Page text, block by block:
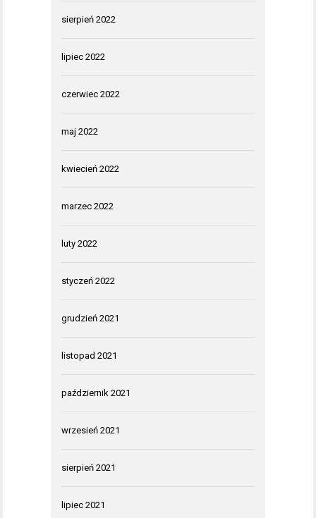
sierpień 2022
lipiec 2022
czerwiec 2022
maj 2022
kwiecień 2022
marzec 2022
luty 2022
styczeń 2022
grudzień 2021
listopad 2021
październik 2021
wrzesień 2021
sierpień 2021
lipiec 2021